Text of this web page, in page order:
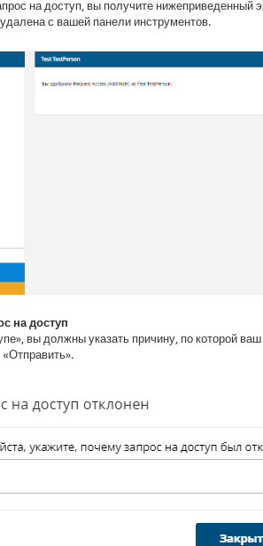
на доступ, вы получите нижеприведенный
с вашей панели инструментов.
на доступ
вы должны указать причину, по которой